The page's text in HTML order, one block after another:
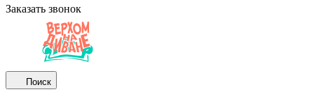
Заказать звонок
Поиск